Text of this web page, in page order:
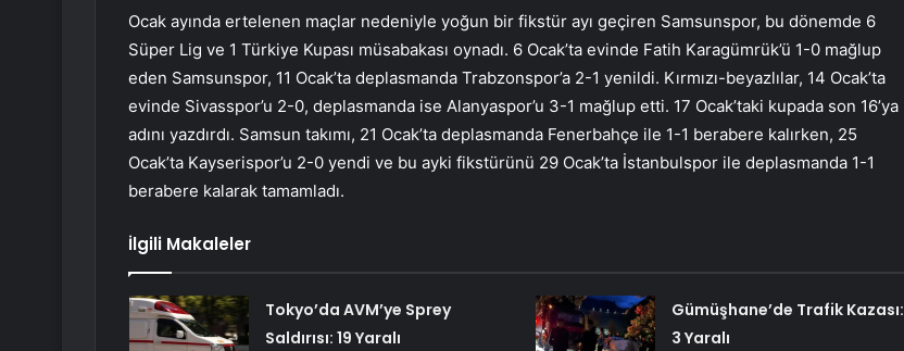
Ocak ayında ertelenen maçlar nedeniyle yoğun bir fikstür ayı geçiren Samsunspor, bu dönemde 6
Süper Lig ve 1 Türkiye Kupası müsabakası oynadı. 6 Ocak’ta evinde Fatih Karagümrük’ü 1-0 mağlup
eden Samsunspor, 11 Ocak’ta deplasmanda Trabzonspor’a 2-1 yenildi. Kırmızı-beyazlılar, 14 Ocak’ta
evinde Sivasspor’u 2-0, deplasmanda ise Alanyaspor’u 3-1 mağlup etti. 17 Ocak’taki kupada son 16’ya
adını yazdırdı. Samsun takımı, 21 Ocak’ta deplasmanda Fenerbahçe ile 1-1 berabere kalırken, 25
Ocak’ta Kayserispor’u 2-0 yendi ve bu ayki fikstürünü 29 Ocak’ta İstanbulspor ile deplasmanda 1-1
berabere kalarak tamamladı.
İlgili Makaleler
Tokyo’da AVM’ye Sprey
Saldırısı: 19 Yaralı
Gümüşhane’de Trafik Kazası:
3 Yaralı